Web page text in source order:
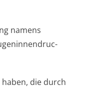
namens
die durch